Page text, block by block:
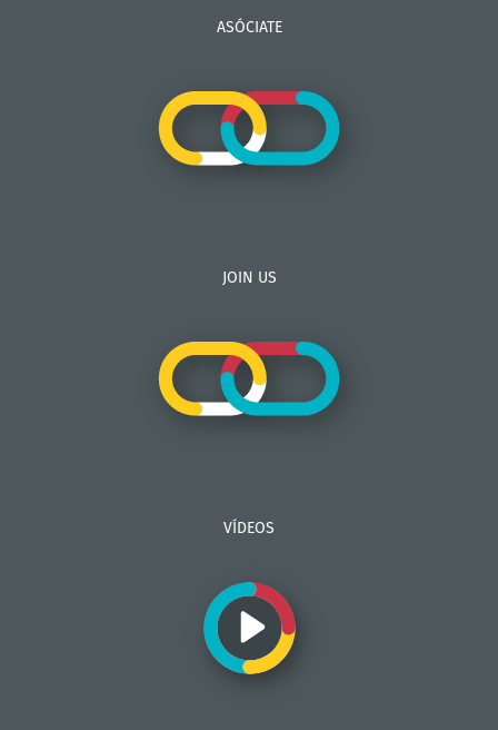
ASÓCIATE
JOIN US
VÍDEOS